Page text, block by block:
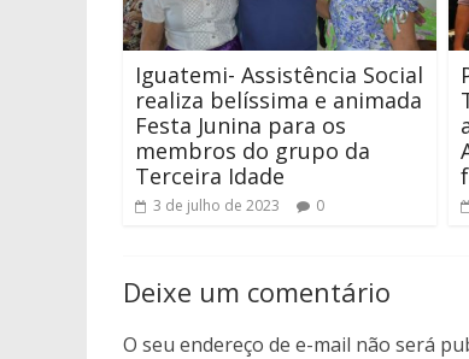
Iguatemi- Assistência Social
realiza belíssima e animada
Festa Junina para os
membros do grupo da
Terceira Idade
3 de julho de 2023 0
Deixe um comentário
O seu endereço de e-mail não será